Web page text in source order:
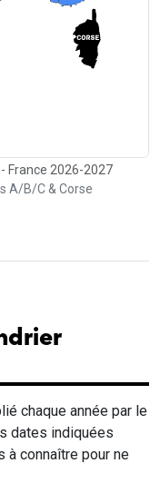
France 2026-2027
A/B/C & Corse
chaque année par le
dates indiquées
à connaître pour ne